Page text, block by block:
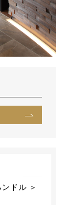
ドル ＞